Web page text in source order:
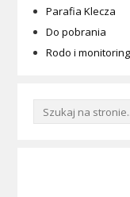
Parafia Klecza
Do pobrania
Rodo i monitoring